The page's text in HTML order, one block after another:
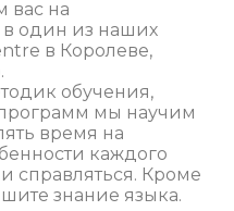
вас на
в один из наших
в Королеве,
обучения,
мы научим
время на
каждого
справляться. Кроме
знание языка.